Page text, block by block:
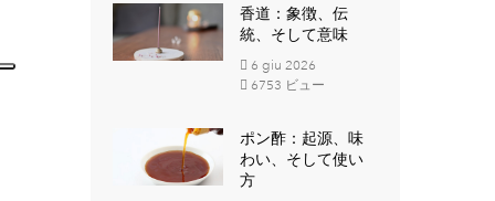
香道：象徴、伝
統、そして意味
6 giu 2026
6753 ビュー
ポン酢：起源、味
わい、そして使い
方